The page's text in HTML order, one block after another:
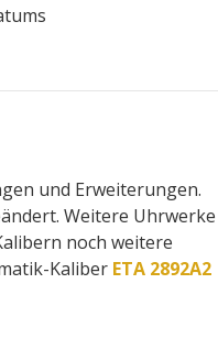
und Erweiterungen.
Weitere Uhrwerke
noch weitere
Kaliber ETA 2892A2